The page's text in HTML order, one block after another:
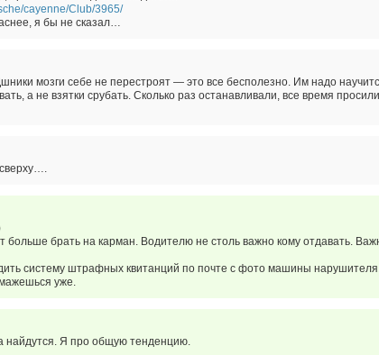
cayenne/Club/3965/
я бы не сказал…
мозги себе не перестроят — это все бесполезно. Им надо
а не взятки срубать. Сколько раз останавливали, все время просили
брать на карман. Водителю не столь важно кому отдавать.
систему штрафных квитанций по почте с фото машины
уже.
найдутся. Я про общую тенденцию.